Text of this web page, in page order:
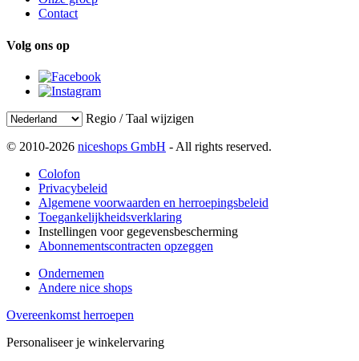
Contact
Volg ons op
Regio / Taal wijzigen
© 2010-2026 niceshops GmbH - All rights reserved.
Colofon
Privacybeleid
Algemene voorwaarden en herroepingsbeleid
Toegankelijkheidsverklaring
Instellingen voor gegevensbescherming
Abonnementscontracten opzeggen
Ondernemen
Andere nice shops
Overeenkomst herroepen
Personaliseer je winkelervaring